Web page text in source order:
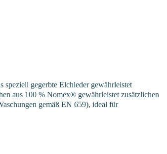
speziell gegerbte Elchleder gewährleistet
aus 100 % Nomex® gewährleistet zusätzlichen
gemäß EN 659), ideal für